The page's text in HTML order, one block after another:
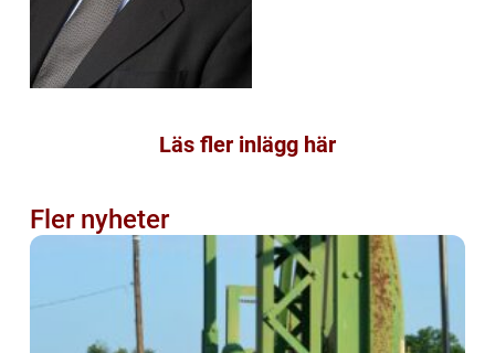
Läs fler inlägg här
Fler nyheter